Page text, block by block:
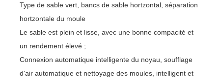
Type de sable vert, bancs de sable hortzontal, séparation
hortzontale du moule
Le sable est plein et lisse, avec une bonne compacité et
un rendement élevé ;
Connexion automatique intelligente du noyau, soufflage
d'air automatique et nettoyage des moules, intelligent et